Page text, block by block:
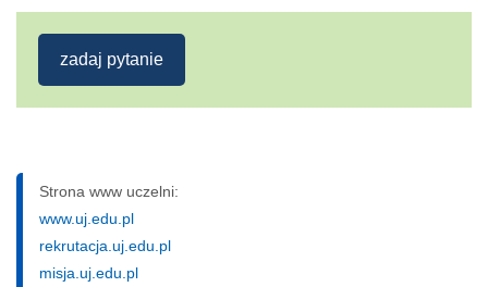
zadaj pytanie
Strona www uczelni:
www.uj.edu.pl
rekrutacja.uj.edu.pl
misja.uj.edu.pl